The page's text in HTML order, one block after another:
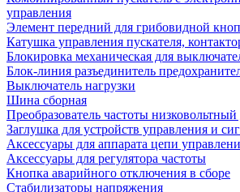
управления
Элемент передний для грибовидной
Катушка управления пускателя,
Блокировка механическая для
Блок-линия разъединитель
Выключатель нагрузки
Шина сборная
Преобразователь частоты
Заглушка для устройств управления и
Аксессуары для аппарата цепи
Аксессуары для регулятора частоты
Кнопка аварийного отключения в сборе
Стабилизаторы напряжения